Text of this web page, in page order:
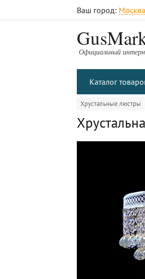
Ваш город: Москва
Официальный
Каталог
Хрустальные люстры